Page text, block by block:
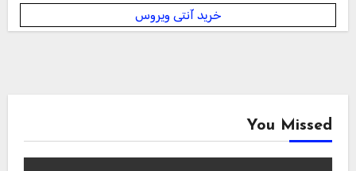
خرید آنتی ویروس
You Missed